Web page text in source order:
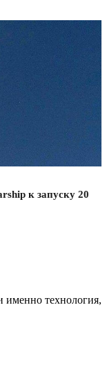
к запуску 20
технология,